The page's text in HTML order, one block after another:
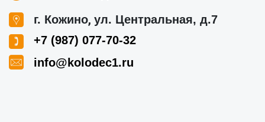
г. Кожино, ул. Центральная, д.7
+7 (987) 077-70-32
info@kolodec1.ru